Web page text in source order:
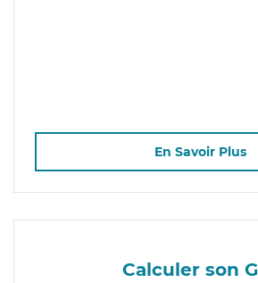
En Savoir Plus
Calculer son